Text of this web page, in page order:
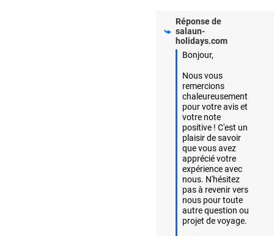
Réponse de
salaun-
holidays.com
Bonjour,
Nous vous
remercions
chaleureusement
pour votre avis et
votre note
positive ! C'est un
plaisir de savoir
que vous avez
apprécié votre
expérience avec
nous. N'hésitez
pas à revenir vers
nous pour toute
autre question ou
projet de voyage.